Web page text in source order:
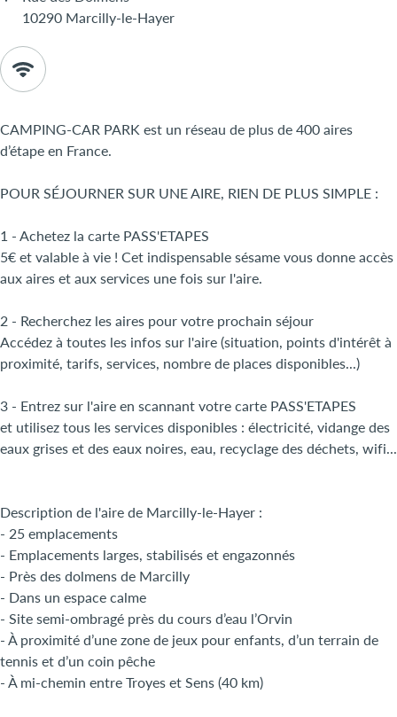
10290 Marcilly-le-Hayer
CAMPING-CAR PARK est un réseau de plus de 400 aires
d’étape en France.
POUR SÉJOURNER SUR UNE AIRE, RIEN DE PLUS SIMPLE :
1 - Achetez la carte PASS'ETAPES
5€ et valable à vie ! Cet indispensable sésame vous donne accès
aux aires et aux services une fois sur l'aire.
2 - Recherchez les aires pour votre prochain séjour
Accédez à toutes les infos sur l'aire (situation, points d'intérêt à
proximité, tarifs, services, nombre de places disponibles...)
3 - Entrez sur l'aire en scannant votre carte PASS'ETAPES
et utilisez tous les services disponibles : électricité, vidange des
eaux grises et des eaux noires, eau, recyclage des déchets, wifi...
Description de l'aire de Marcilly-le-Hayer :
- 25 emplacements
- Emplacements larges, stabilisés et engazonnés
- Près des dolmens de Marcilly
- Dans un espace calme
- Site semi-ombragé près du cours d’eau l’Orvin
- À proximité d’une zone de jeux pour enfants, d’un terrain de
tennis et d’un coin pêche
- À mi-chemin entre Troyes et Sens (40 km)